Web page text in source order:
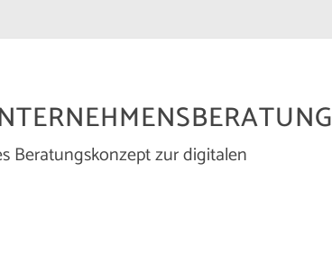
Beratungskonzept zur digitalen